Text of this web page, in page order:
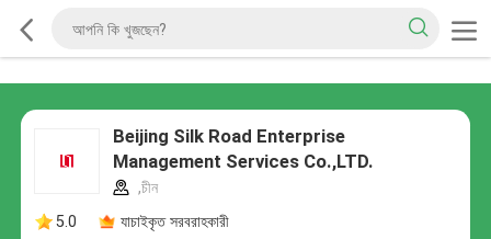
Beijing Silk Road Enterprise
Management Services Co.,LTD.
,চীন
5.0
যাচাইকৃত সরবরাহকারী